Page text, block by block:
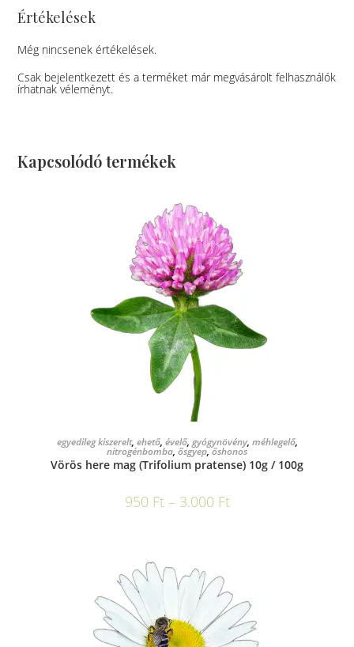
Értékelések
Még nincsenek értékelések.
Csak bejelentkezett és a terméket már megvásárolt felhasználók
írhatnak véleményt.
Kapcsolódó termékek
OPCIÓK VÁLASZTÁSA
egyedileg kiszerelt, ehető, évelő, gyógynövény, méhlegelő,
nitrogénbomba, ősgyep,őshonos
Vörös here mag (Trifolium pratense) 10g / 100g
950 Ft – 3.000 Ft